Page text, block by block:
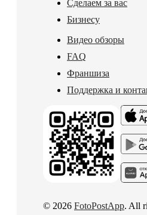
Сделаем за вас
Бизнесу
Видео обзоры
FAQ
Франшиза
Поддержка и
© 2026 FotoPostApp. All